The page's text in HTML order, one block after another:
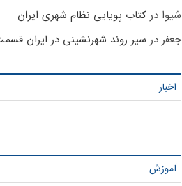
شیوا در کتاب پویایی نظام شهری ایران
جعفر در سیر روند شهرنشینی در ایران
اخبار
آموزش